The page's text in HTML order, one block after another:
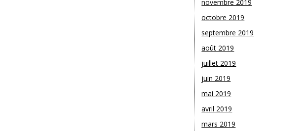
novembre 2019
octobre 2019
septembre 2019
août 2019
juillet 2019
juin 2019
mai 2019
avril 2019
mars 2019